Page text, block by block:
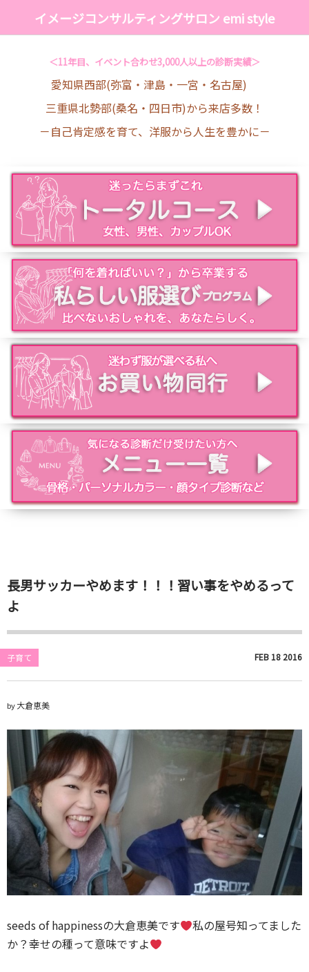
イメージコンサルティングサロン emi style
＜11年目、イベント合わせ3,000人以上の診断実績＞
愛知県西部(弥富・津島・一宮・名古屋)
三重県北勢部(桑名・四日市)から来店多数！
－自己肯定感を育て、洋服から人生を豊かに－
長男サッカーやめます！！！習い事をやめるって
よ
子育て FEB 18 2016
by大倉恵美
seeds of happinessの大倉恵美です
私の屋号知ってました
か？幸せの種って意味ですよ